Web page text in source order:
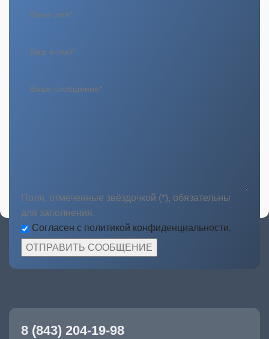
Поля, отмеченные звёздочкой (*), обязательны
для заполнения.
Согласен с политикой конфиденциальности.
8 (843) 204-19-98